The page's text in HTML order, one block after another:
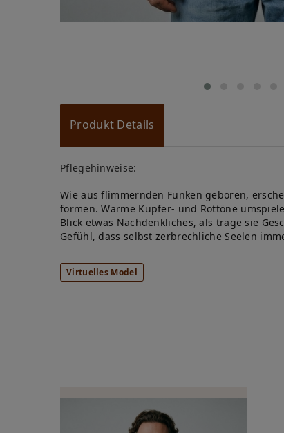
Produkt Details
Pflegehinweise:
Wie aus flimmernden Funken geboren,
formen. Warme Kupfer- und Rottöne
Blick etwas Nachdenkliches, als trage sie
Gefühl, dass selbst zerbrechliche Seelen
Virtuelles Model